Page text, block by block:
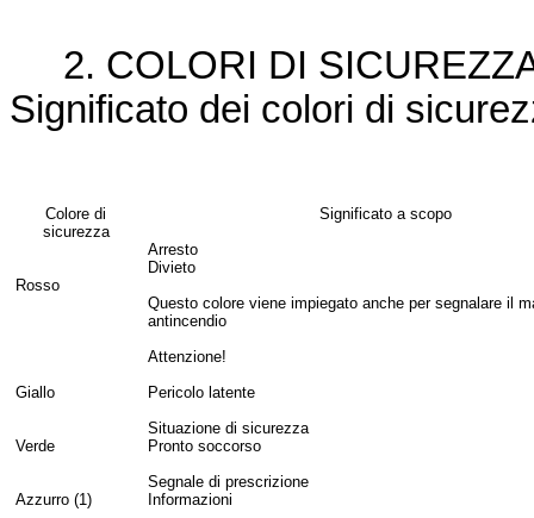
2. COLORI DI
Significato dei colori di
Colore di
sicurezza
Significato a scopo
Arresto
Divieto
Rosso
Questo colore viene impiegato anche per segnalare il
antincendio
Attenzione!
Giallo
Pericolo latente
Situazione di sicurezza
Verde
Pronto soccorso
Segnale di prescrizione
Azzurro (1)
Informazioni